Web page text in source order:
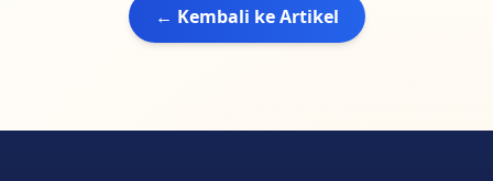
← Kembali ke Artikel